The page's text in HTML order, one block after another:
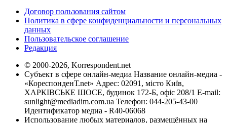
Договор пользования сайтом
Политика в сфере конфиденциальности и персональных
данных
Пользовательское соглашение
Редакция
© 2000-2026, Korrespondent.net
Субъект в сфере онлайн-медиа Название онлайн-медиа -
«КореспонденТ.net» Адрес: 02091, місто Київ,
ХАРКІВСЬКЕ ШОСЕ, будинок 172-Б, офіс 208/1 E-mail:
sunlight@mediadim.com.ua Телефон: 044-205-43-00
Идентификатор медиа - R40-06068
Использование любых материалов, размещённых на